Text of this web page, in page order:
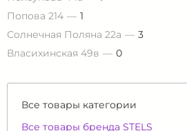
Попова 214
1
Солнечная Поляна 22а
3
Власихинская 49в
0
Все товары категории
Все товары бренда STELS